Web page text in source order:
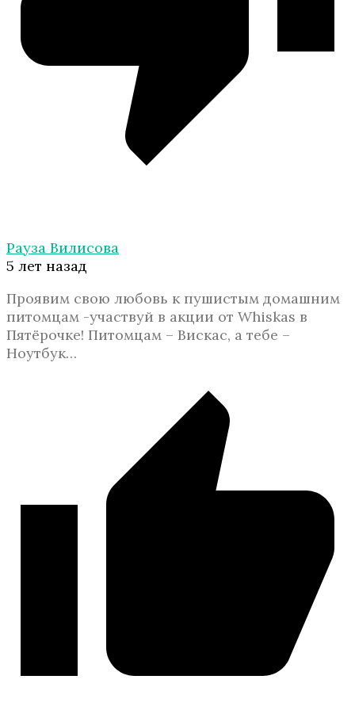
Рауза Вилисова
5 лет назад
Проявим свою любовь к пушистым домашним
питомцам -участвуй в акции от Whiskas в
Пятёрочке! Питомцам – Вискас, а тебе –
Ноутбук…